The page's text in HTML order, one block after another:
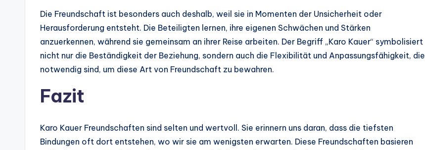
Die Freundschaft ist besonders auch deshalb, weil sie in Momenten der Unsicherheit oder
Herausforderung entsteht. Die Beteiligten lernen, ihre eigenen Schwächen und Stärken
anzuerkennen, während sie gemeinsam an ihrer Reise arbeiten. Der Begriff „Karo Kauer“ symbolisiert
nicht nur die Beständigkeit der Beziehung, sondern auch die Flexibilität und Anpassungsfähigkeit, die
notwendig sind, um diese Art von Freundschaft zu bewahren.
Fazit
Karo Kauer Freundschaften sind selten und wertvoll. Sie erinnern uns daran, dass die tiefsten
Bindungen oft dort entstehen, wo wir sie am wenigsten erwarten. Diese Freundschaften basieren